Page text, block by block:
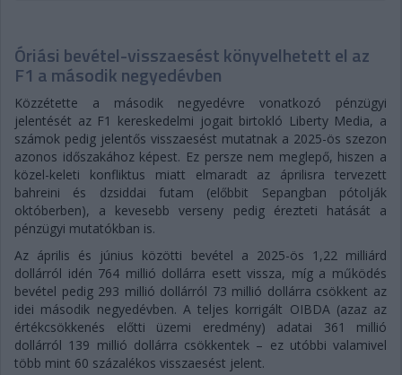
Óriási bevétel-visszaesést könyvelhetett el az
F1 a második negyedévben
Közzétette a második negyedévre vonatkozó pénzügyi
jelentését az F1 kereskedelmi jogait birtokló Liberty Media, a
számok pedig jelentős visszaesést mutatnak a 2025-ös szezon
azonos időszakához képest. Ez persze nem meglepő, hiszen a
közel-keleti konfliktus miatt elmaradt az áprilisra tervezett
bahreini és dzsiddai futam (előbbit Sepangban pótolják
októberben), a kevesebb verseny pedig érezteti hatását a
pénzügyi mutatókban is.
Az április és június közötti bevétel a 2025-ös 1,22 milliárd
dollárról idén 764 millió dollárra esett vissza, míg a működés
bevétel pedig 293 millió dollárról 73 millió dollárra csökkent az
idei második negyedévben. A teljes korrigált OIBDA (azaz az
értékcsökkenés előtti üzemi eredmény) adatai 361 millió
dollárról 139 millió dollárra csökkentek – ez utóbbi valamivel
több mint 60 százalékos visszaesést jelent.